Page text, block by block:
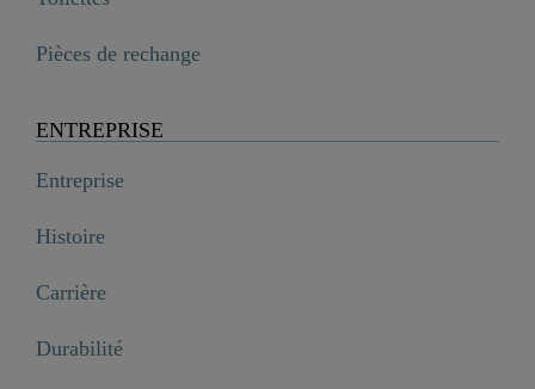
Pièces de rechange
ENTREPRISE
Entreprise
Histoire
Carrière
Durabilité